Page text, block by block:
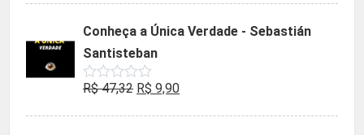
de
era:
R$ 35,90.
é:
Conheça a Única Verdade - Sebastián
Santisteban
Avaliação
de
R$47,32 O
R$ 9,90O